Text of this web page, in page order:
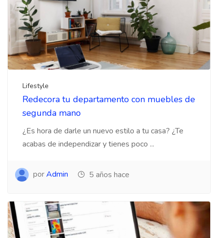
Lifestyle
Redecora tu departamento con muebles de
segunda mano
¿Es hora de darle un nuevo estilo a tu casa? ¿Te
acabas de independizar y tienes poco ...
porAdmin 5 años hace